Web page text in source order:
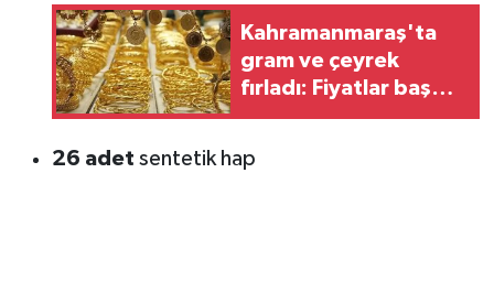
Kahramanmaraş'ta
gram ve çeyrek
fırladı: Fiyatlar baş
döndürüyor
26 adet sentetik hap